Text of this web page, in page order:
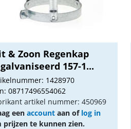
& Zoon Regenkap
157-1...
1428970
08717496554062
artikel nummer: 450969
eenaccount aan of log in
prijzen te kunnen zien.